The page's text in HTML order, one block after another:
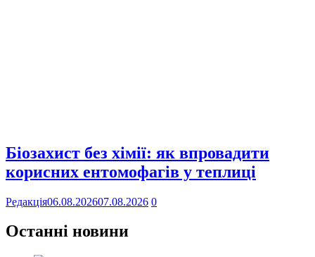
Біозахист без хімії: як впровадити
корисних ентомофагів у теплиці
Редакція06.08.202607.08.2026 0
Останні новини